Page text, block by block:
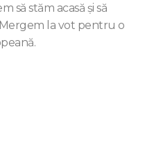
să stăm acasă ṣi să
la vot pentru o